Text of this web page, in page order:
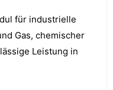
für industrielle
Gas, chemischer
Leistung in